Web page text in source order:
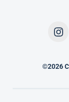
©2026